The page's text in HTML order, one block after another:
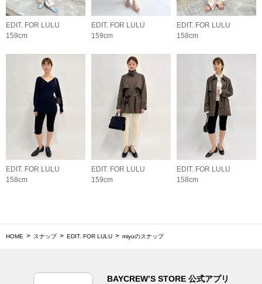
EDIT. FOR LULU
159cm
EDIT. FOR LULU
159cm
EDIT. FOR LULU
158cm
EDIT. FOR LULU
158cm
EDIT. FOR LULU
159cm
EDIT. FOR LULU
158cm
HOME スナップ EDIT. FOR LULU miyuのスナップ
BAYCREW’S STORE 公式アプリ